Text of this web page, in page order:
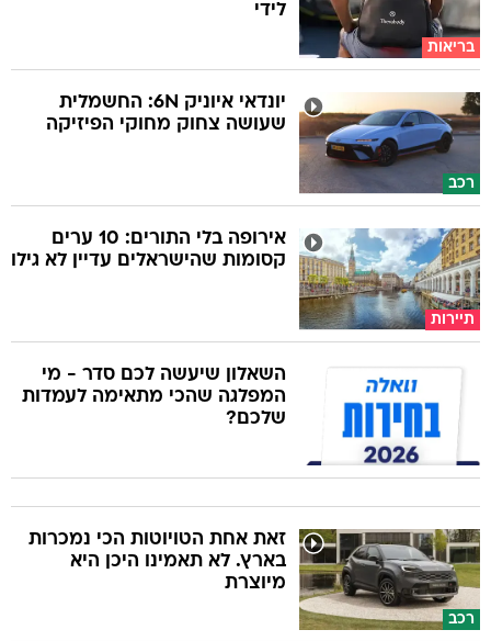
בריאות
לידי
רכב
יונדאי איוניק 6N: החשמלית
שעושה צחוק מחוקי הפיזיקה
תיירות
אירופה בלי התורים: 10 ערים
קסומות שהישראלים עדיין לא גילו
השאלון שיעשה לכם סדר - מי
המפלגה שהכי מתאימה לעמדות
שלכם?
רכב
זאת אחת הטויוטות הכי נמכרות
בארץ. לא תאמינו היכן היא
מיוצרת